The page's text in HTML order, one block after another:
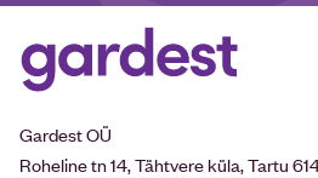
Gardest OÜ
Roheline tn 14, Tähtvere küla, Tartu